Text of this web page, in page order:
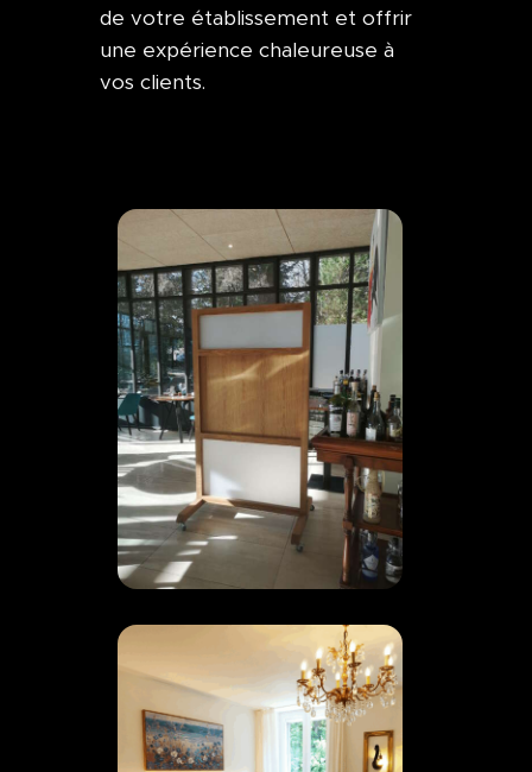
de votre établissement et offrir
une expérience chaleureuse à
vos clients.